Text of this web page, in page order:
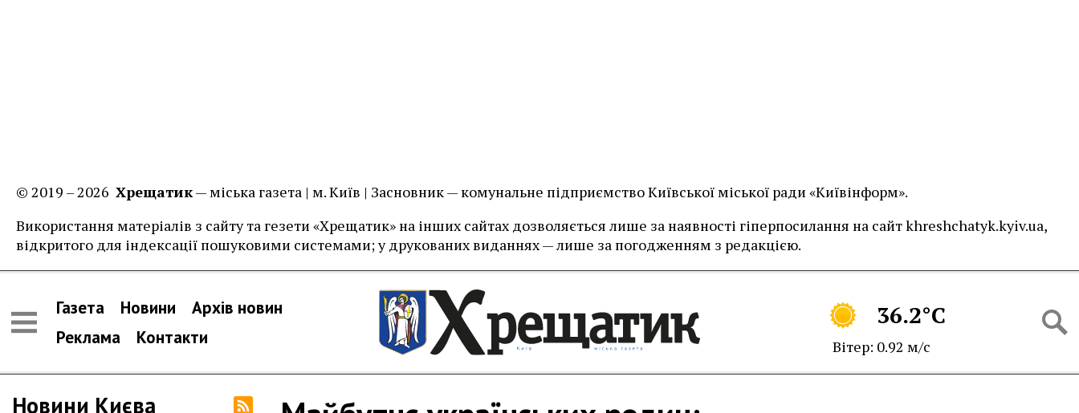
© 2019 – 2026 Хрещатик— міська газета | м. Київ | Засновник — комунальне підприємство Київської міської ради «Київінформ».
Використання матеріалів з сайту та гезети «Хрещатик» на інших сайтах дозволяється лише за наявності гіперпосилання на сайт khreshchatyk.kyiv.ua,
відкритого для індексації пошуковими системами; у друкованих виданнях — лише за погодженням з редакцією.
Газета Новини
Архів новин
Реклама
Контакти
36.2°C
Вітер: 0.92 м/с
Новини Києва